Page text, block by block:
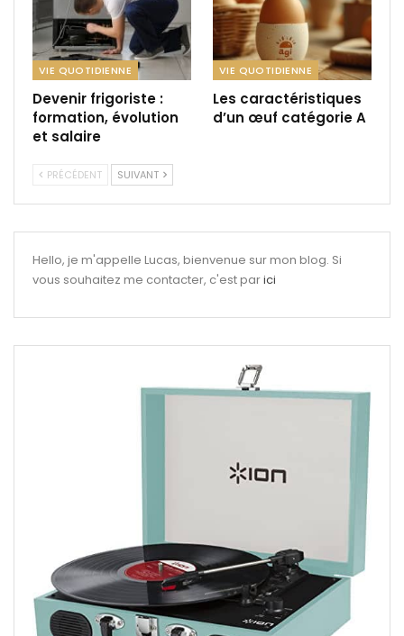
VIE QUOTIDIENNE
Devenir frigoriste :
formation, évolution
et salaire
VIE QUOTIDIENNE
Les caractéristiques
d’un œuf catégorie A
PRÉCÉDENT SUIVANT
Hello, je m'appelle Lucas, bienvenue sur mon blog. Si
vous souhaitez me contacter, c'est parici